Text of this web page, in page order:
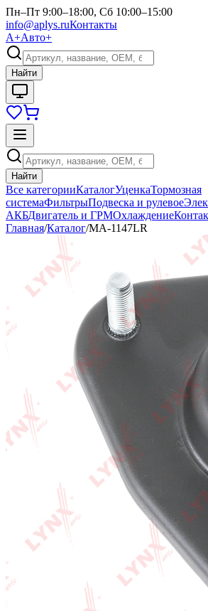
Пн–Пт 9:00–18:00, Сб 10:00–15:00
info@aplys.ruКонтакты
А+Авто+
Найти
Найти
Все категорииКаталогУценкаТормозная
системаФильтрыПодвеска и рулевое
АКБДвигатель и ГРМОхлаждение
Главная/Каталог/MA-1147LR